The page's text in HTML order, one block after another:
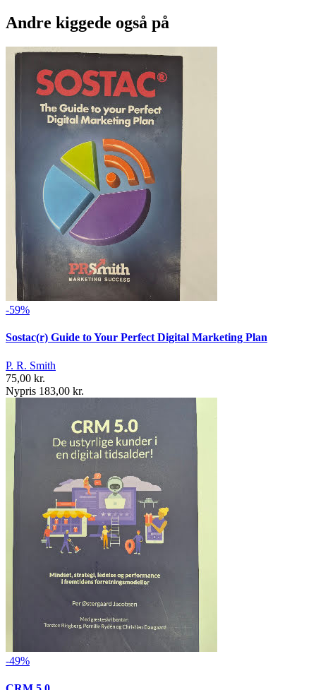
Andre kiggede også på
-59%
Sostac(r) Guide to Your Perfect Digital Marketing Plan
P. R. Smith
75,00 kr.
Nypris 183,00 kr.
-49%